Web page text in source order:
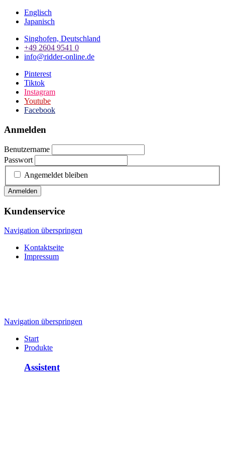
Englisch
Japanisch
Singhofen, Deutschland
+49 2604 9541 0
info@ridder-online.de
Pinterest
Tiktok
Instagram
Youtube
Facebook
Anmelden
Benutzername
Passwort
Angemeldet bleiben
Anmelden
Kundenservice
Navigation überspringen
Kontaktseite
Impressum
Navigation überspringen
Start
Produkte
Assistent